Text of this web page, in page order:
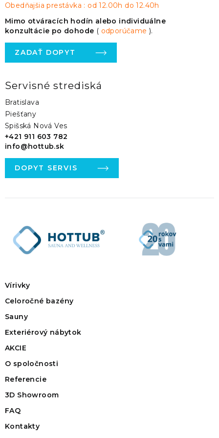
Obedňajšia prestávka : od 12.00h do 12.40h
Mimo otváracích hodín alebo individuálne
konzultácie po dohode ( odporúčame).
ZADAŤ DOPYT
Servisné strediská
Bratislava
Piešťany
Spišská Nová Ves
+421 911 603 782
info@hottub.sk
DOPYT SERVIS
Vírivky
Celoročné bazény
Sauny
Exteriérový nábytok
AKCIE
O spoločnosti
Referencie
3D Showroom
FAQ
Kontakty